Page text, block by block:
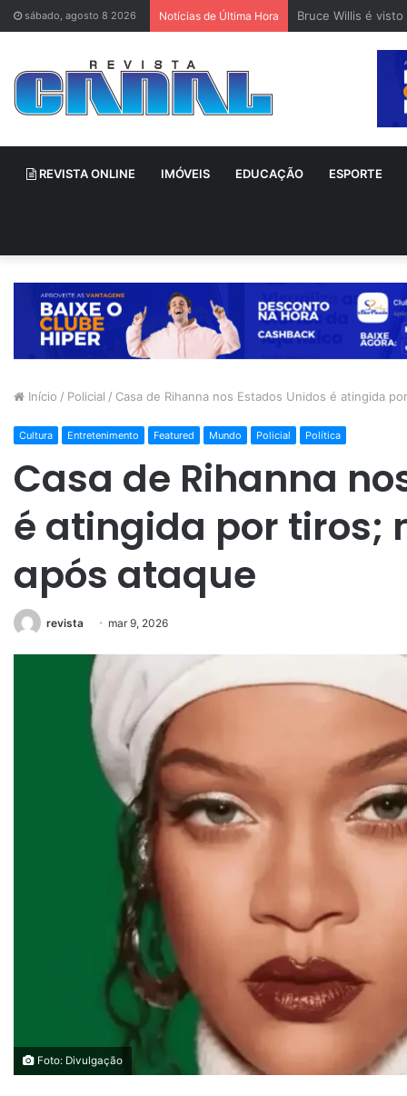
sábado, agosto 8 2026 Notícias de Última Hora Bruce Willis é
REVISTA ONLINE IMÓVEIS EDUCAÇÃO ESPORTE
Início / Policial / Casa de Rihanna nos Estados Unidos é atingida
Cultura Entretenimento Featured Mundo Policial Política
Casa de Rihanna
é atingida por tiros;
após ataque
revista mar 9, 2026
Foto: Divulgação